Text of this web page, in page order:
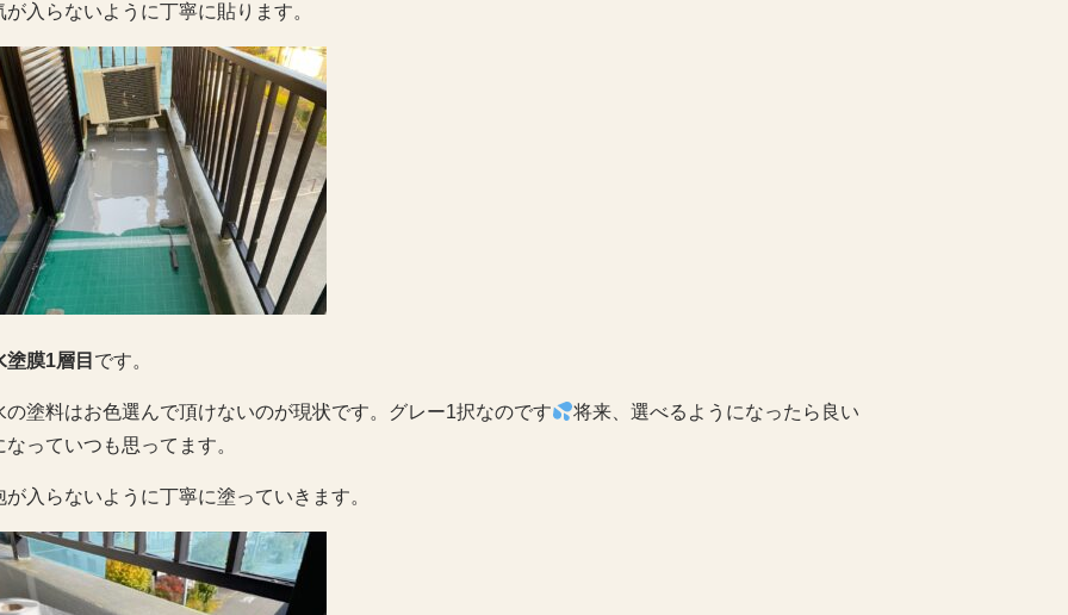
が入らないように丁寧に貼ります。
塗膜1層目 です。
の塗料はお色選んで頂けないのが現状です。グレー1択なのです
将来、選べるようになったら良い
なっていつも思ってます。
が入らないように丁寧に塗っていきます。